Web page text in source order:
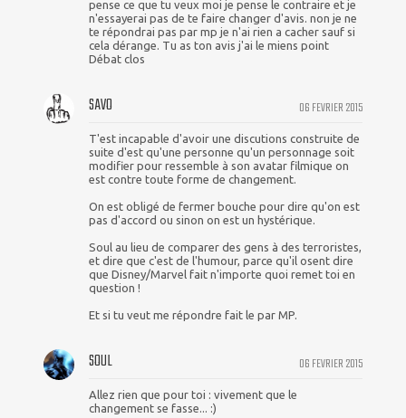
pense ce que tu veux moi je pense le contraire et je
n'essayerai pas de te faire changer d'avis. non je ne
te répondrai pas par mp je n'ai rien a cacher sauf si
cela dérange. Tu as ton avis j'ai le miens point
Débat clos
06 FEVRIER 2015
SAVO
T'est incapable d'avoir une discutions construite de
suite d'est qu'une personne qu'un personnage soit
modifier pour ressemble à son avatar filmique on
est contre toute forme de changement.
On est obligé de fermer bouche pour dire qu'on est
pas d'accord ou sinon on est un hystérique.
Soul au lieu de comparer des gens à des terroristes,
et dire que c'est de l'humour, parce qu'il osent dire
que Disney/Marvel fait n'importe quoi remet toi en
question !
Et si tu veut me répondre fait le par MP.
06 FEVRIER 2015
SOUL
Allez rien que pour toi : vivement que le
changement se fasse... :)